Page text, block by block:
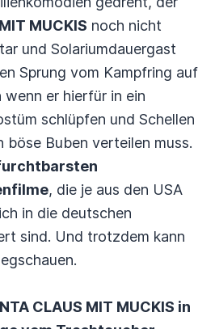
MUCKIS noch nicht
und Solariumdauergast
Sprung vom Kampfring auf
er hierfür in ein
schlüpfen und Schellen
böse Buben verteilen muss.
, die je aus den USA
in die deutschen
sind. Und trotzdem kann
CLAUS MIT MUCKIS in